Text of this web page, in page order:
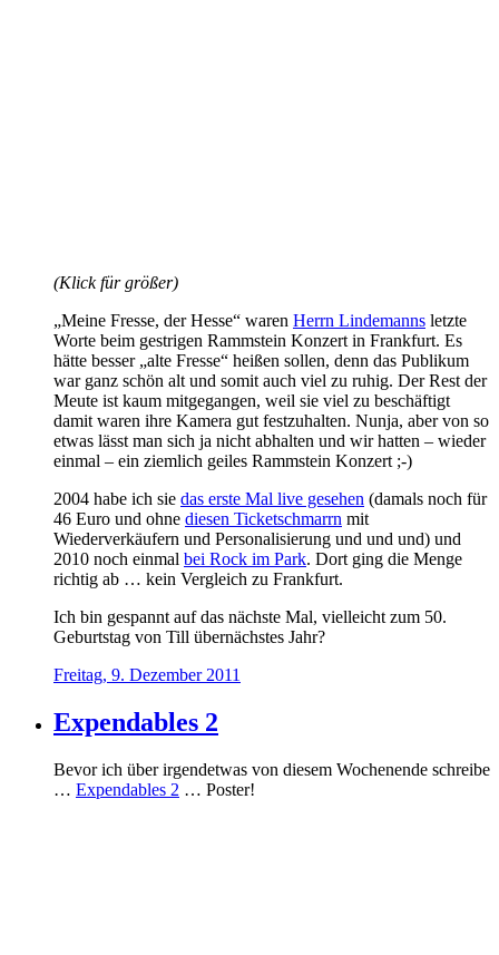
(Klick für größer)
„Meine Fresse, der Hesse“ waren Herrn Lindemanns letzte
Worte beim gestrigen Rammstein Konzert in Frankfurt. Es
hätte besser „alte Fresse“ heißen sollen, denn das Publikum
war ganz schön alt und somit auch viel zu ruhig. Der Rest der
Meute ist kaum mitgegangen, weil sie viel zu beschäftigt
damit waren ihre Kamera gut festzuhalten. Nunja, aber von so
etwas lässt man sich ja nicht abhalten und wir hatten – wieder
einmal – ein ziemlich geiles Rammstein Konzert ;-)
2004 habe ich sie das erste Mal live gesehen (damals noch für
46 Euro und ohne diesen Ticketschmarrn mit
Wiederverkäufern und Personalisierung und und und) und
2010 noch einmal bei Rock im Park. Dort ging die Menge
richtig ab … kein Vergleich zu Frankfurt.
Ich bin gespannt auf das nächste Mal, vielleicht zum 50.
Geburtstag von Till übernächstes Jahr?
Freitag, 9. Dezember 2011
Expendables 2
Bevor ich über irgendetwas von diesem Wochenende schreibe
… Expendables 2 … Poster!